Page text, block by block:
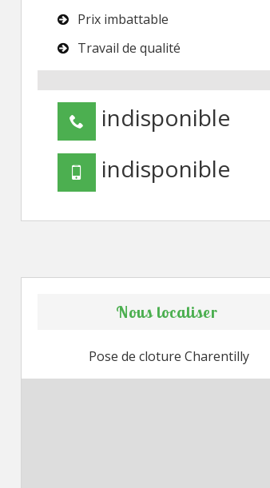
Prix imbattable
Travail de qualité
indisponible
indisponible
Nous localiser
Pose de cloture Charentilly